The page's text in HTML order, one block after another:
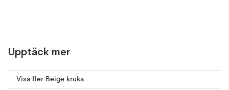
Upptäck mer
Visa fler Beige kruka